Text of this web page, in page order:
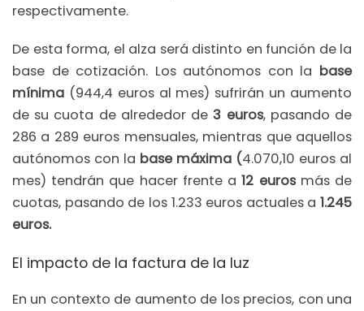
respectivamente.
De esta forma, el alza será distinto en función de la
base de cotización. Los autónomos con la base
mínima (944,4 euros al mes) sufrirán un aumento
de su cuota de alrededor de3 euros, pasando de
286 a 289 euros mensuales, mientras que aquellos
autónomos con la base máxima (4.070,10 euros al
mes) tendrán que hacer frente a12 euros más de
cuotas, pasando de los 1.233 euros actuales a 1.245
euros.
El impacto de la factura de la luz
En un contexto de aumento de los precios, con una